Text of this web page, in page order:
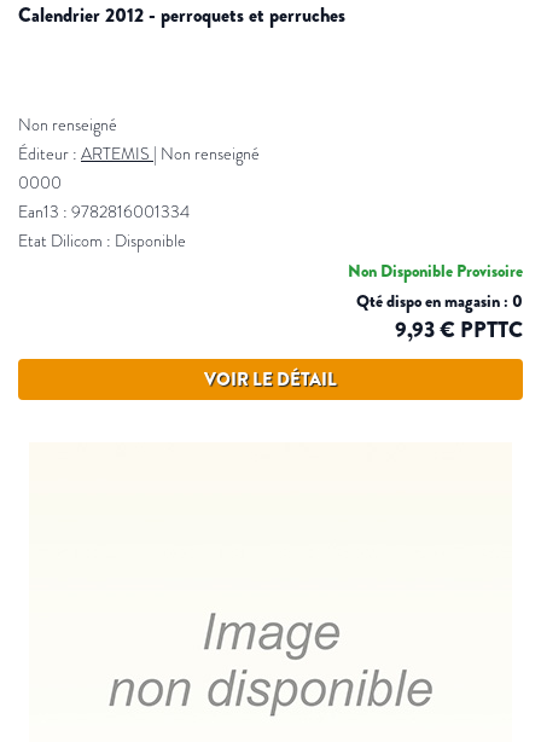
calendrier 2012 - perroquets et perruches
Non renseigné
Éditeur : ARTEMIS | Non renseigné
0000
Ean13 : 9782816001334
Etat Dilicom : Disponible
Non Disponible Provisoire
Qté dispo en magasin : 0
9,93 € PPTTC
VOIR LE DÉTAIL